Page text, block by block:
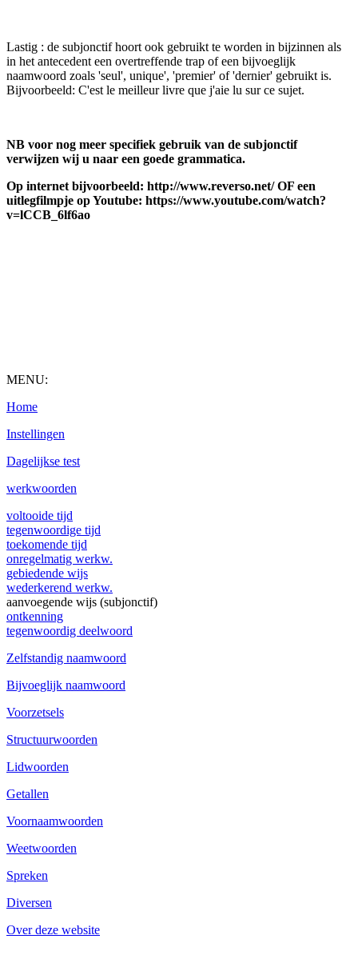
Lastig : de subjonctif hoort ook gebruikt te worden in bijzinnen als
in het antecedent een overtreffende trap of een bijvoeglijk
naamwoord zoals 'seul', unique', 'premier' of 'dernier' gebruikt is.
Bijvoorbeeld: C'est le meilleur livre que j'aie lu sur ce sujet.
NB voor nog meer specifiek gebruik van de subjonctif
verwijzen wij u naar een goede grammatica.
Op internet bijvoorbeeld: http://www.reverso.net/ OF een
uitlegfilmpje op Youtube: https://www.youtube.com/watch?
v=lCCB_6lf6ao
MENU:
Home
Instellingen
Dagelijkse test
werkwoorden
voltooide tijd
tegenwoordige tijd
toekomende tijd
onregelmatig werkw.
gebiedende wijs
wederkerend werkw.
aanvoegende wijs (subjonctif)
ontkenning
tegenwoordig deelwoord
Zelfstandig naamwoord
Bijvoeglijk naamwoord
Voorzetsels
Structuurwoorden
Lidwoorden
Getallen
Voornaamwoorden
Weetwoorden
Spreken
Diversen
Over deze website